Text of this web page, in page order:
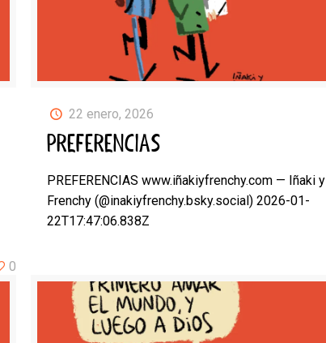
22 enero, 2026
PREFERENCIAS
PREFERENCIAS www.iñakiyfrenchy.com — Iñaki y
Frenchy (@inakiyfrenchy.bsky.social) 2026-01-
22T17:47:06.838Z
0